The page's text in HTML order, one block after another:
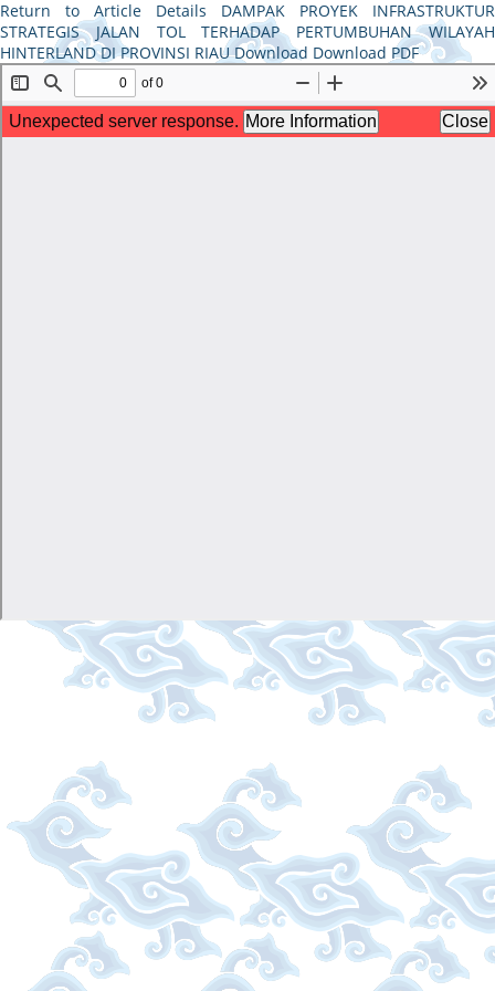
Return to Article Details DAMPAK PROYEK INFRASTRUKTUR
STRATEGIS JALAN TOL TERHADAP PERTUMBUHAN WILAYAH
HINTERLAND DI PROVINSI RIAUDownload Download PDF